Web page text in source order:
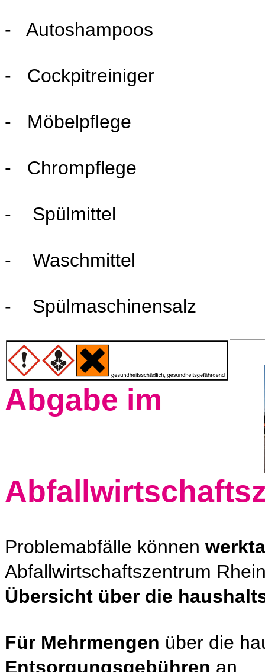
- Autoshampoos
- Cockpitreiniger
- Möbelpflege
- Chrompflege
- Spülmittel
- Waschmittel
- Spülmaschinensalz
Abgabe im
Problemabfälle können
Abfallwirtschaftszentrum
Übersicht über die
Für Mehrmengen über die
Entsorgungsgebühren an.